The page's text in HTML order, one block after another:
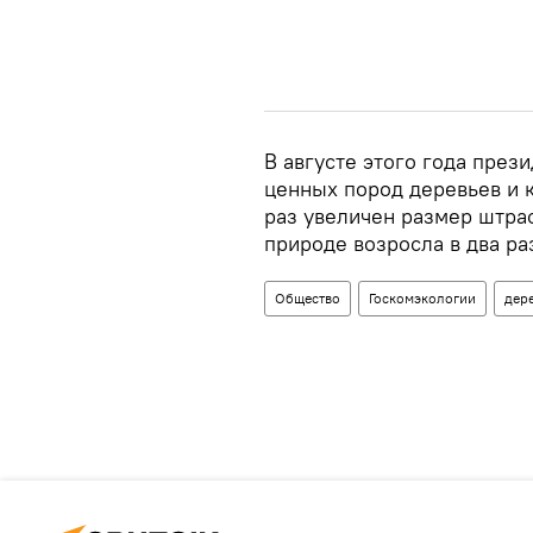
В августе этого года
ценных пород деревьев и
раз увеличен размер
природе возросла в два
Общество Госкомэкологии